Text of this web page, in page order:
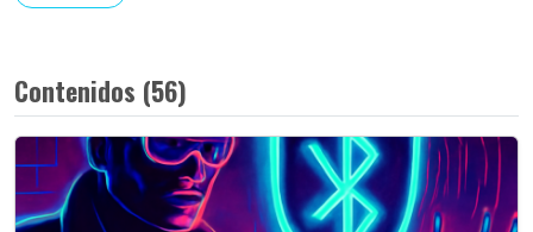
Contenidos (56)